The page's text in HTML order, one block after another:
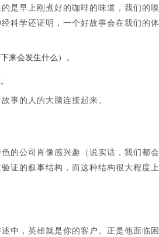
是早上刚煮好的咖啡的味道，我们的
科学还证明，一个好故事会在我们的
来会发生什么）。
事的人的大脑连接起来。
的公司肖像感兴趣（说实话，我们都
证的叙事结构，而这种结构很大程度
中，英雄就是你的客户。正是他面临困